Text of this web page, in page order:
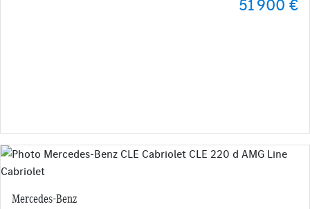
51 900 €
Mercedes-Benz